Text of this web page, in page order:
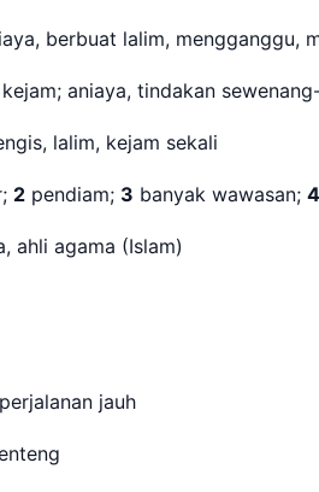
berbuat lalim, mengganggu,
aniaya, tindakan
lalim, kejam sekali
2 pendiam; 3 banyak wawasan; 4
ahli agama (Islam)
perjalanan jauh